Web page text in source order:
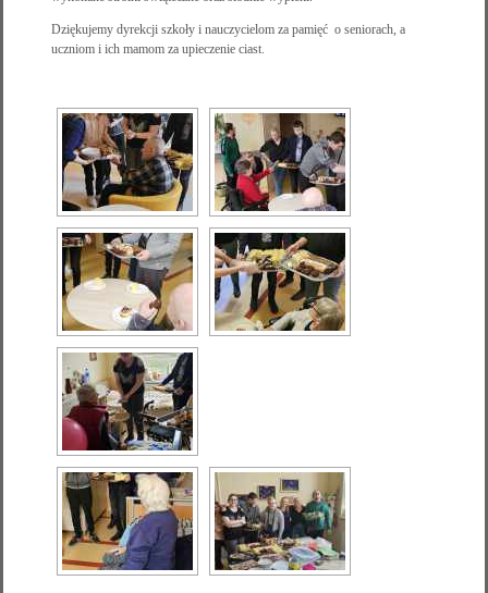
Dziękujemy dyrekcji szkoły i nauczycielom za pamięć o seniorach, a
uczniom i ich mamom za upieczenie ciast.